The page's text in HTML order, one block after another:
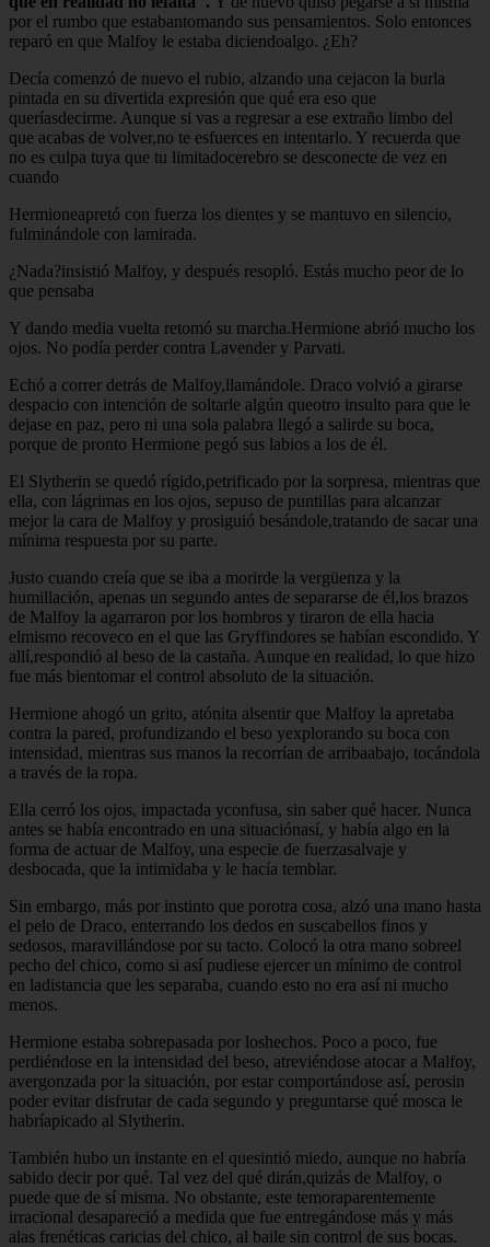
por el rumbo que estabantomando sus pensamientos. Solo entonces
reparó en que Malfoy le estaba diciendoalgo. ¿Eh?
Decía comenzó de nuevo el rubio, alzando una cejacon la burla
pintada en su divertida expresión que qué era eso que
queríasdecirme. Aunque si vas a regresar a ese extraño limbo del
que acabas de volver,no te esfuerces en intentarlo. Y recuerda que
no es culpa tuya que tu limitadocerebro se desconecte de vez en
cuando
Hermioneapretó con fuerza los dientes y se mantuvo en silencio,
fulminándole con lamirada.
¿Nada?insistió Malfoy, y después resopló. Estás mucho peor de lo
que pensaba
Y dando media vuelta retomó su marcha.Hermione abrió mucho los
ojos. No podía perder contra Lavender y Parvati.
Echó a correr detrás de Malfoy,llamándole. Draco volvió a girarse
despacio con intención de soltarle algún queotro insulto para que le
dejase en paz, pero ni una sola palabra llegó a salirde su boca,
porque de pronto Hermione pegó sus labios a los de él.
El Slytherin se quedó rígido,petrificado por la sorpresa, mientras que
ella, con lágrimas en los ojos, sepuso de puntillas para alcanzar
mejor la cara de Malfoy y prosiguió besándole,tratando de sacar una
mínima respuesta por su parte.
Justo cuando creía que se iba a morirde la vergüenza y la
humillación, apenas un segundo antes de separarse de él,los brazos
de Malfoy la agarraron por los hombros y tiraron de ella hacia
elmismo recoveco en el que las Gryffindores se habían escondido. Y
allí,respondió al beso de la castaña. Aunque en realidad, lo que hizo
fue más bientomar el control absoluto de la situación.
Hermione ahogó un grito, atónita alsentir que Malfoy la apretaba
contra la pared, profundizando el beso yexplorando su boca con
intensidad, mientras sus manos la recorrían de arribaabajo, tocándola
a través de la ropa.
Ella cerró los ojos, impactada yconfusa, sin saber qué hacer. Nunca
antes se había encontrado en una situaciónasí, y había algo en la
forma de actuar de Malfoy, una especie de fuerzasalvaje y
desbocada, que la intimidaba y le hacía temblar.
Sin embargo, más por instinto que porotra cosa, alzó una mano hasta
el pelo de Draco, enterrando los dedos en suscabellos finos y
sedosos, maravillándose por su tacto. Colocó la otra mano sobreel
pecho del chico, como si así pudiese ejercer un mínimo de control
en ladistancia que les separaba, cuando esto no era así ni mucho
menos.
Hermione estaba sobrepasada por loshechos. Poco a poco, fue
perdiéndose en la intensidad del beso, atreviéndose atocar a Malfoy,
avergonzada por la situación, por estar comportándose así, perosin
poder evitar disfrutar de cada segundo y preguntarse qué mosca le
habríapicado al Slytherin.
También hubo un instante en el quesintió miedo, aunque no habría
sabido decir por qué. Tal vez del qué dirán,quizás de Malfoy, o
puede que de sí misma. No obstante, este temoraparentemente
irracional desapareció a medida que fue entregándose más y más
alas frenéticas caricias del chico, al baile sin control de sus bocas.